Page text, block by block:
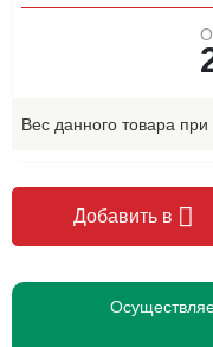
Вес данного товара
Добавить в